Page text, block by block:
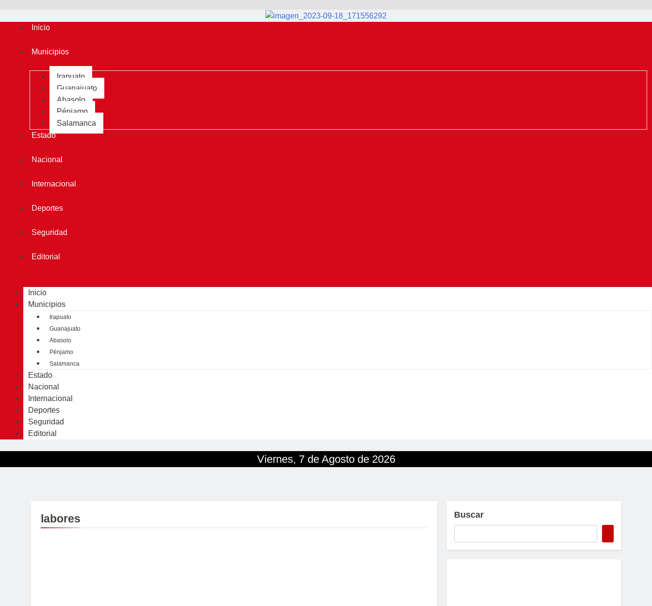
Inicio
Municipios
Irapuato
Guanajuato
Abasolo
Pénjamo
Salamanca
Estado
Nacional
Internacional
Deportes
Seguridad
Editorial
Inicio
Municipios
Irapuato
Guanajuato
Abasolo
Pénjamo
Salamanca
Estado
Nacional
Internacional
Deportes
Seguridad
Editorial
Viernes, 7 de Agosto de 2026
labores Buscar